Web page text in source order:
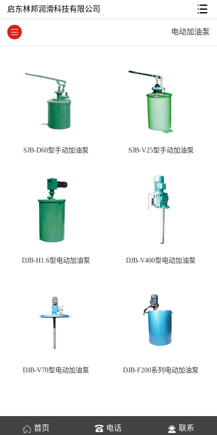
启东林邦润滑科技有限公司
电动加油泵
SJB-D60型手动加油泵 SJB-V25型手动加油泵
DJB-H1.6型电动加油泵 DJB-V400型电动加油泵
DJB-V70型电动加油泵 DJB-F200系列电动加油泵
首页 电话 联系